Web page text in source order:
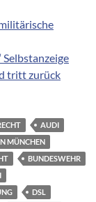
Selbstanzeige
tritt zurück
AUDI
MÜNCHEN
BUNDESWEHR
DSL